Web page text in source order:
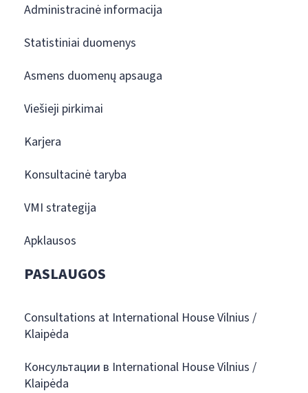
Administracinė informacija
Statistiniai duomenys
Asmens duomenų apsauga
Viešieji pirkimai
Karjera
Konsultacinė taryba
VMI strategija
Apklausos
PASLAUGOS
Consultations at International House Vilnius /
Klaipėda
Консультации в International House Vilnius /
Klaipėda